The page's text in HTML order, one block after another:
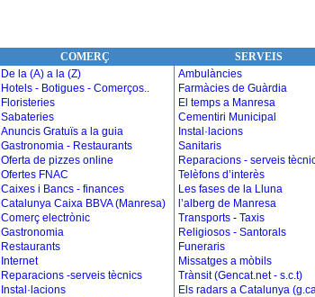
COMERÇ
SERVEIS
De la (A) a la (Z)
Hotels - Botigues - Comerços..
Floristeries
Sabateries
Anuncis Gratuïs a la guia
Gastronomia - Restaurants
Oferta de pizzes online
Ofertes FNAC
Caixes i Bancs - finances
Catalunya Caixa BBVA (Manresa)
Comerç electrònic
Gastronomia
Restaurants
Internet
Reparacions -serveis tècnics
Instal·lacions
Ambulàncies
Farmàcies de Guàrdia
El temps a Manresa
Cementiri Municipal
Instal·lacions
Sanitaris
Reparacions - serveis
Telèfons d’interès
Les fases de la Lluna
l’alberg de Manresa
Transports- Taxis
Religiosos - Santorals
Funeraris
Missatges a mòbils
Trànsit (Gencat.net - s.c.t)
Els radars a Catalunya